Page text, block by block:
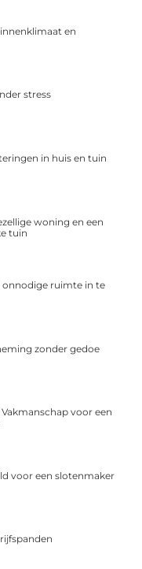
en
stress
in huis en tuin
woning en een
tuin
ruimte in te
zonder gedoe
voor een
voor een slotenmaker